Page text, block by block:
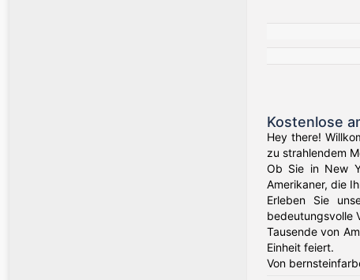
Kostenlose
Hey there!
zu strahlendem
Ob Sie in New
Amerikaner, die
Erleben Sie
bedeutungsvolle
Tausende von
Einheit feiert.
Von